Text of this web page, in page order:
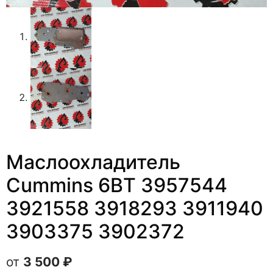
Маслоохладитель
Cummins 6BT 3957544
3921558 3918293 3911940
3903375 3902372
3 500 ₽